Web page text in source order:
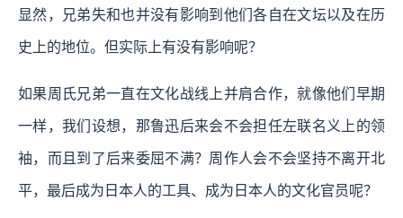
显然，兄弟失和也并没有影响到他们各自在文坛以及在历
史上的地位。但实际上有没有影响呢？
如果周氏兄弟一直在文化战线上并肩合作，就像他们早期
一样，我们设想，那鲁迅后来会不会担任左联名义上的领
袖，而且到了后来委屈不满？周作人会不会坚持不离开北
平，最后成为日本人的工具、成为日本人的文化官员呢？